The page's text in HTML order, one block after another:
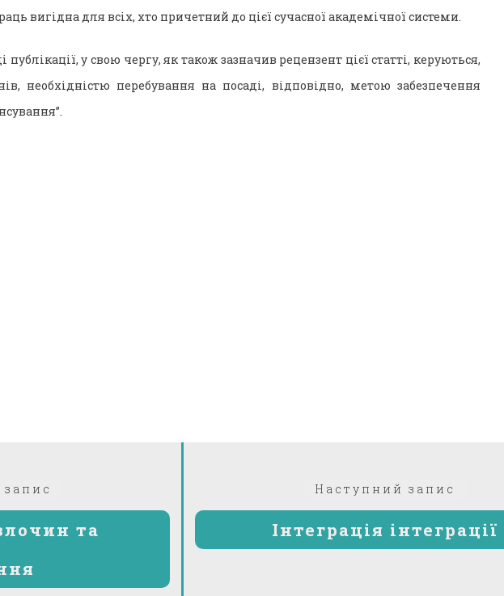
вигідна для всіх, хто причетний до цієї сучасної академічної системи.
публікації, у свою чергу, як також зазначив рецензент цієї статті, керуються,
необхідністю перебування на посаді, відповідно, метою забезпечення
та
Наступний запис
запис:
Інтеграція інтеграції